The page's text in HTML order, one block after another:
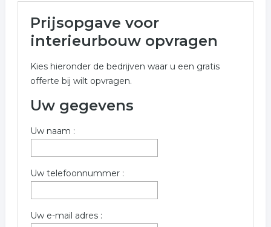
Lochem
interieurbouw gerelateerde bedrijven in de omgeving
van Lochem voor een vrijblijvende aanvraag.
Onderstaande bedrijven zijn gerelateerd aan
formulier om meer informatie op te vragen over
Trefwoorden:
interieur interieurbouw
Prijsopgave voor
interieurbouw opvragen
Kies hieronder de bedrijven waar u een gratis
offerte bij wilt opvragen.
Uw gegevens
Uw naam :
Uw telefoonnummer :
Uw e-mail adres :